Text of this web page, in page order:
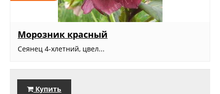
Морозник красный
Сеянец 4-хлетний, цвел...
Купить